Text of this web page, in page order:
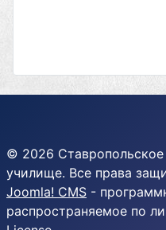
© 2026 Ставропольское
училище. Все права
Joomla! CMS -
распространяемое по